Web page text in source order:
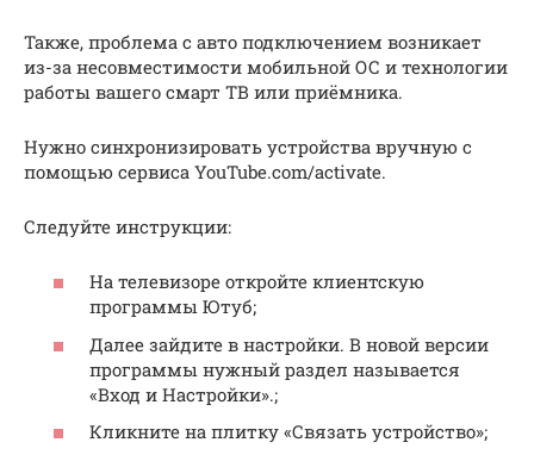
Также, проблема с авто подключением возникает
из-за несовместимости мобильной ОС и технологии
работы вашего смарт ТВ или приёмника.
Нужно синхронизировать устройства вручную с
помощью сервиса YouTube.com/activate.
Следуйте инструкции:
На телевизоре откройте клиентскую
программы Ютуб;
Далее зайдите в настройки. В новой версии
программы нужный раздел называется
«Вход и Настройки».;
Кликните на плитку «Связать устройство»;